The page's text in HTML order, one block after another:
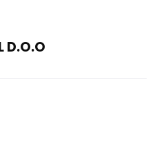
D.O.O